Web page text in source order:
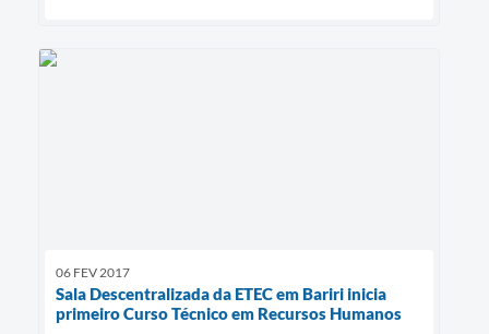
06 FEV 2017
Sala Descentralizada da ETEC em Bariri inicia
primeiro Curso Técnico em Recursos Humanos